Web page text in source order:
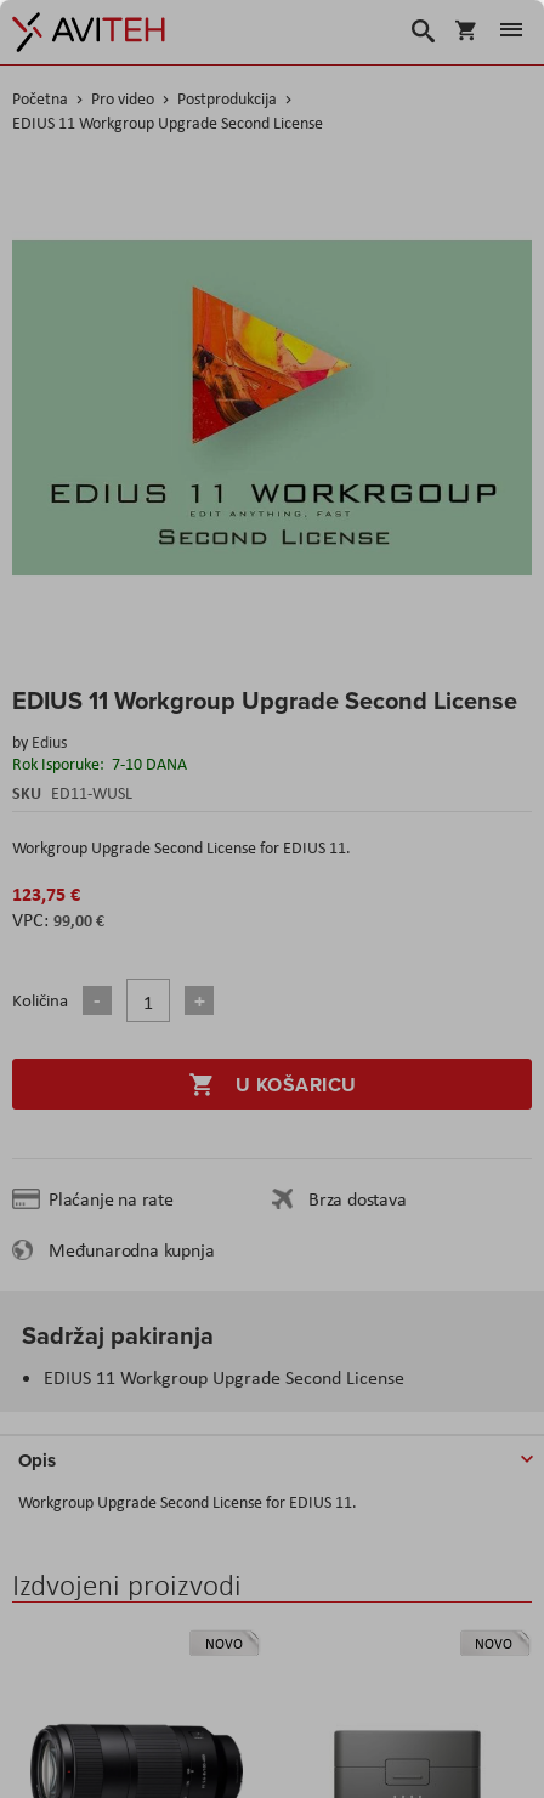
Košarica
Traži
Početna Pro video
Postprodukcija
EDIUS 11 Workgroup Upgrade Second License
EDIUS 11 Workgroup Upgrade Second License
by Edius
Rok Isporuke: 7-10 DANA
SKU ED11-WUSL
Workgroup Upgrade Second License for EDIUS 11.
123,75 €
99,00 €
Količina
U KOŠARICU
Plaćanje na rate
Brza dostava
Međunarodna kupnja
of
to
beginning
of
the
Sadržaj pakiranja
EDIUS 11 Workgroup Upgrade Second License
Opis
Workgroup Upgrade Second License for EDIUS 11.
Izdvojeni proizvodi
NOVO NOVO